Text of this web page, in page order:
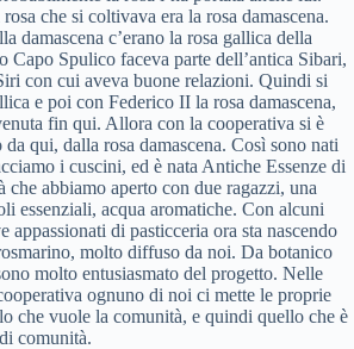
che si coltivava era la rosa damascena.
damascena c’erano la rosa gallica della
Capo Spulico faceva parte dell’antica Sibari,
con cui aveva buone relazioni. Quindi si
e poi con Federico II la rosa damascena,
fin qui. Allora con la cooperativa si è
qui, dalla rosa damascena. Così sono nati
i cuscini, ed è nata Antiche Essenze di
che abbiamo aperto con due ragazzi, una
essenziali, acqua aromatiche. Con alcuni
appassionati di pasticceria ora sta nascendo
molto diffuso da noi. Da botanico
molto entusiasmato del progetto. Nelle
ognuno di noi ci mette le proprie
che vuole la comunità, e quindi quello che è
comunità.